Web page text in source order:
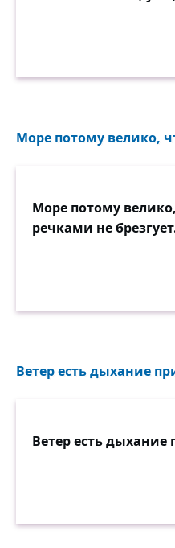
Море потому велико,
Море потому
речками не
Ветер есть дыхание
Ветер есть дыхание